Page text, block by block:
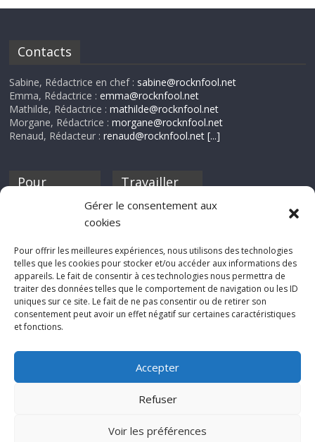
Gérer le consentement aux
cookies
Pour offrir les meilleures expériences, nous utilisons des technologies
telles que les cookies pour stocker et/ou accéder aux informations des
appareils. Le fait de consentir à ces technologies nous permettra de
traiter des données telles que le comportement de navigation ou les ID
uniques sur ce site. Le fait de ne pas consentir ou de retirer son
consentement peut avoir un effet négatif sur certaines caractéristiques
et fonctions.
Accepter
Refuser
Voir les préférences
Contacts
Sabine, Rédactrice en chef : sabine@rocknfool.net
Emma, Rédactrice :emma@rocknfool.net
Mathilde, Rédactrice :mathilde@rocknfool.net
Morgane, Rédactrice :morgane@rocknfool.net
Renaud, Rédacteur :renaud@rocknfool.net [...]
Pour
discothèque
Travailler
Si tu souhaites
Rocknfool, n'hésite
pas à nous envoyer
tes chroniques de
concerts, de films,
séries ou des billets
d'humeur :
net